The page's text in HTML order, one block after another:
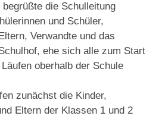
die Schulleitung
und Schüler,
Verwandte und das
ehe sich alle zum Start
oberhalb der Schule
zunächst die Kinder,
Eltern der Klassen 1 und 2